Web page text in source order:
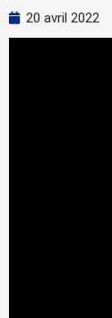
20 avril 2022